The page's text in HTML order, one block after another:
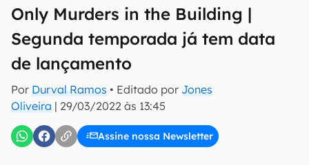
Only Murders in the Building |
Segunda temporada já tem data
de lançamento
Por Durval Ramos • Editado por Jones
Oliveira | 29/03/2022 às 13:45
Assine nossa Newsletter
mão.
E-mail
inscreva-se
Confirmo que li, aceito e concordo com os Termos de
Uso e Política de Privacidade do Canaltech.